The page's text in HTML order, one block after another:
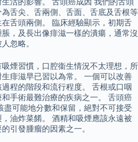
活的影響。 舌頭癌成因 我們的舌頭
舌尖、舌兩側、舌面、舌底及舌根等
舌頭兩側。 臨床經驗顯示，初期舌
，及長出像痱滋一樣的潰瘍，通常沒
忽略。
煙習慣，口腔衞生情況不太理想，所
痱滋早已習以為常。 一個可以改善
程的階段和流行程度。 舌根或口咽
手術最難治療的疾病之一。 舌頭癌
盡可能地分數和保留，絕對不可接受
油炸菜餚。 酒精和吸煙應該永遠被
引發腫瘤的因素之一。